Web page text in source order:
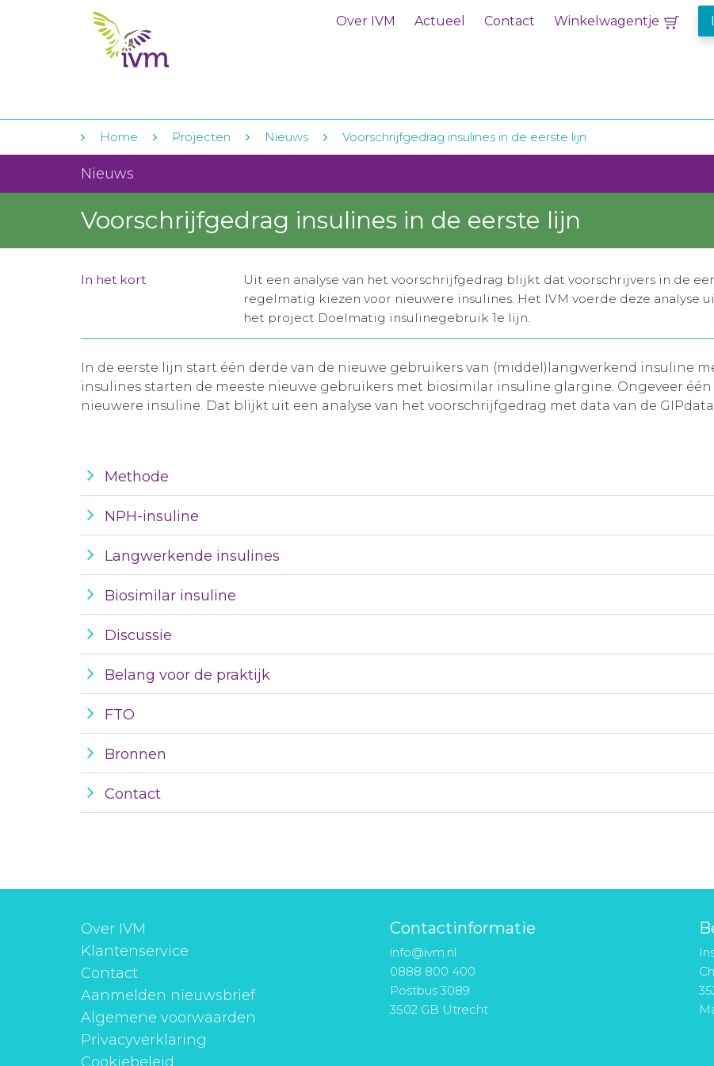
Over IVM Actueel Contact Winkelwagentje
Home Projecten Nieuws Voorschrijfgedrag insulines in de eerste lijn
Nieuws
Voorschrijfgedrag insulines in de eerste lijn
In het kort
Uit een analyse van het voorschrijfgedrag blijkt dat voorschrijvers in de
regelmatig kiezen voor nieuwere insulines. Het IVM voerde deze analyse
het project Doelmatig insulinegebruik 1e lijn.
In de eerste lijn start één derde van de nieuwe gebruikers van (middel)langwerkend insuline
insulines starten de meeste nieuwe gebruikers met biosimilar insuline glargine. Ongeveer
nieuwere insuline. Dat blijkt uit een analyse van het voorschrijfgedrag met data van de
Methode
NPH-insuline
Langwerkende insulines
Biosimilar insuline
Discussie
Belang voor de praktijk
FTO
Bronnen
Contact
Over IVM
Klantenservice
Contact
Aanmelden nieuwsbrief
Algemene voorwaarden
Privacyverklaring
Cookiebeleid
Contactinformatie
info@ivm.nl
0888 800 400
Postbus 3089
3502 GB Utrecht